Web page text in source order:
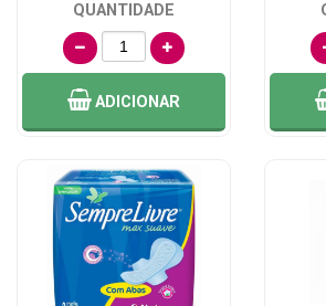
QUANTIDADE
ADICIONAR